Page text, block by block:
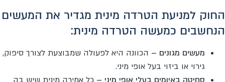
החוק למניעת הטרדה מינית מגדיר את המעשים
הנחשבים כמעשה הטרדה מינית:
מעשים מגונים – הכוונה היא לפעולה שמבוצעת לצורך סיפוק,
גירוי או ביזוי בעל אופי מיני.
סחיטה באיומים בעלי אופי מיני – כל אמירה מינית שיש בה